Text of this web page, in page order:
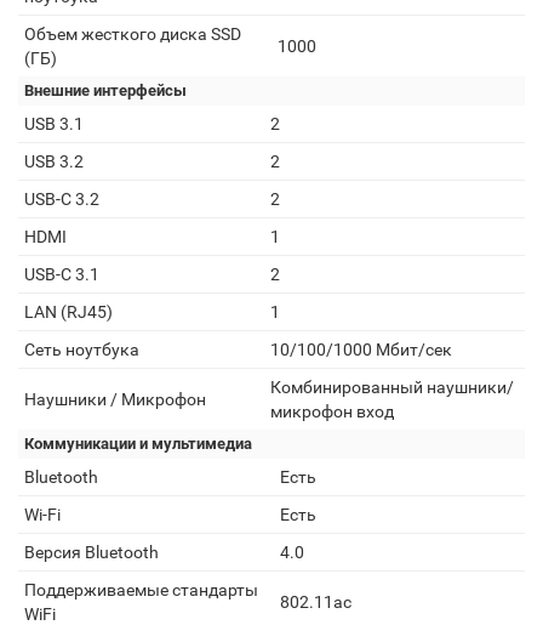
Объем жесткого диска SSD
(ГБ)
1000
Внешние интерфейсы
USB 3.1
2
USB 3.2
2
USB-C 3.2
2
HDMI
1
USB-C 3.1
2
LAN (RJ45)
1
Сеть ноутбука
10/100/1000 Мбит/сек
Наушники / Микрофон
Комбинированный наушники/
микрофон вход
Коммуникации и мультимедиа
Bluetooth
Есть
Wi-Fi
Есть
Версия Bluetooth
4.0
Поддерживаемые стандарты
WiFi
802.11ac